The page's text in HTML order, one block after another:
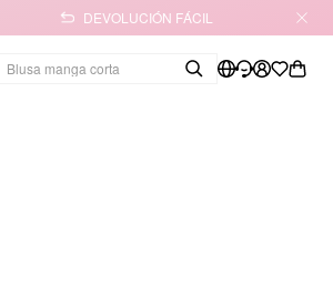
DEVOLUCIÓN FÁCIL